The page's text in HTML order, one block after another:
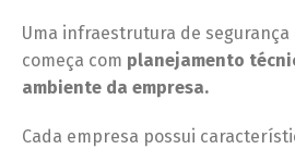
Uma infraestrutura de
começa com planejamento
ambiente da empresa.
Cada empresa possui